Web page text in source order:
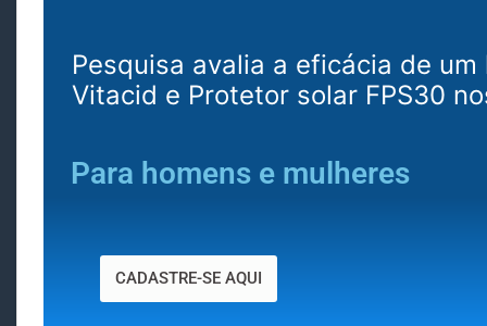
Pesquisa avalia a eficácia de
Vitacid e Protetor solar FPS30
Para homens e mulheres
CADASTRE-SE AQUI